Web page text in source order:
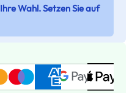
Wahl. Setzen Sie auf